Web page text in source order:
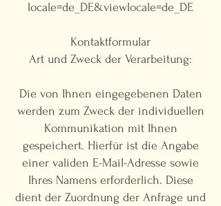
locale=de_DE&viewlocale=de_DE
Kontaktformular
Art und Zweck der Verarbeitung:
Die von Ihnen eingegebenen Daten
werden zum Zweck der individuellen
Kommunikation mit Ihnen
gespeichert. Hierfür ist die Angabe
einer validen E-Mail-Adresse sowie
Ihres Namens erforderlich. Diese
dient der Zuordnung der Anfrage und